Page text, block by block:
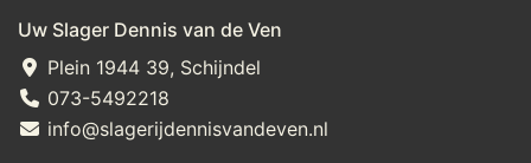
Uw Slager Dennis van de Ven
Plein 1944 39, Schijndel
073-5492218
info@slagerijdennisvandeven.nl